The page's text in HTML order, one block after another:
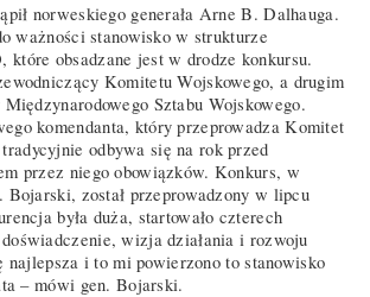
norweskiego generała Arne B. Dalhauga.
ważności stanowisko w strukturze
które obsadzane jest w drodze konkursu.
Komitetu Wojskowego, a drugim
Sztabu Wojskowego.
komendanta, który przeprowadza Komitet
odbywa się na rok przed
przez niego obowiązków. Konkurs, w
Bojarski, został przeprowadzony w lipcu
była duża, startowało czterech
wizja działania i rozwoju
najlepsza i to mi powierzono to stanowisko
– mówi gen. Bojarski.